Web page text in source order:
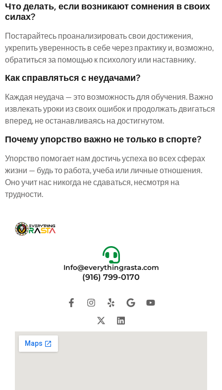
Что делать, если возникают сомнения в своих
силах?
Постарайтесь проанализировать свои достижения,
укрепить уверенность в себе через практику и, возможно,
обратиться за помощью к психологу или наставнику.
Как справляться с неудачами?
Каждая неудача — это возможность для обучения. Важно
извлекать уроки из своих ошибок и продолжать двигаться
вперед, не останавливаясь на достигнутом.
Почему упорство важно не только в спорте?
Упорство помогает нам достичь успеха во всех сферах
жизни — будь то работа, учеба или личные отношения.
Оно учит нас никогда не сдаваться, несмотря на
трудности.
Info@everythingrasta.com
(916) 799-0170